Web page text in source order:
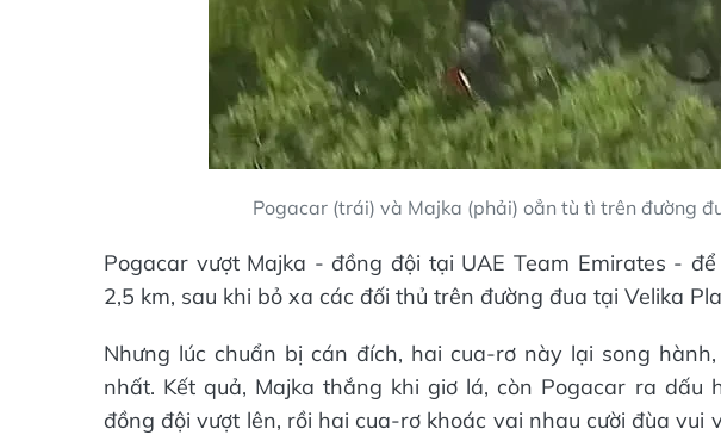
Pogacar (trái) và Majka (phải) oẳn tù tì trên đường
Pogacar vượt Majka - đồng đội tại UAE Team Emirates -
2,5 km, sau khi bỏ xa các đối thủ trên đường đua tại Velika
Nhưng lúc chuẩn bị cán đích, hai cua-rơ này lại song
nhất. Kết quả, Majka thắng khi giơ lá, còn Pogacar ra dấu
đồng đội vượt lên, rồi hai cua-rơ khoác vai nhau cười đùa vui